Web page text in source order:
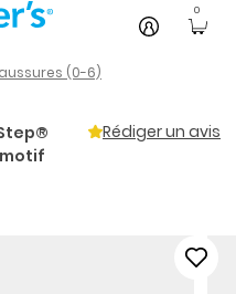
0
(0-6)
Rédiger un avis